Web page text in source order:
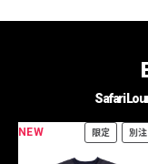
Safari
NEW 限定 別注